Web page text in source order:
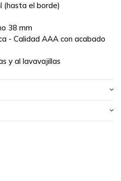
(hasta el borde)
38 mm
- Calidad AAA con acabado
y al lavavajillas